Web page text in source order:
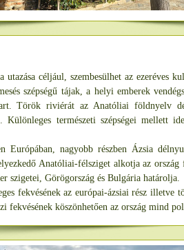
céljául, szembesülhet az ezeréves
szépségű tájak, a helyi emberek
Török riviérát az Anatóliai földnyelv
Különleges természeti szépségei mellett
Európában, nagyobb részben Ázsia
Anatóliai-félsziget alkotja az
szigetei, Görögország és Bulgária határolja.
fekvésének az európai-ázsiai rész illetve
fekvésének köszönhetően az ország mind